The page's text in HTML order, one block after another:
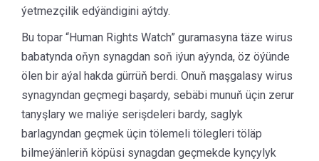
ýetmezçilik edýändigini aýtdy.
Bu topar “Human Rights Watch” guramasyna täze wirus
babatynda oňyn synagdan soň iýun aýynda, öz öýünde
ölen bir aýal hakda gürrüň berdi. Onuň maşgalasy wirus
synagyndan geçmegi başardy, sebäbi munuň üçin zerur
tanyşlary we maliýe serişdeleri bardy, saglyk
barlagyndan geçmek üçin tölemeli tölegleri töläp
bilmeýänleriň köpüsi synagdan geçmekde kynçylyk